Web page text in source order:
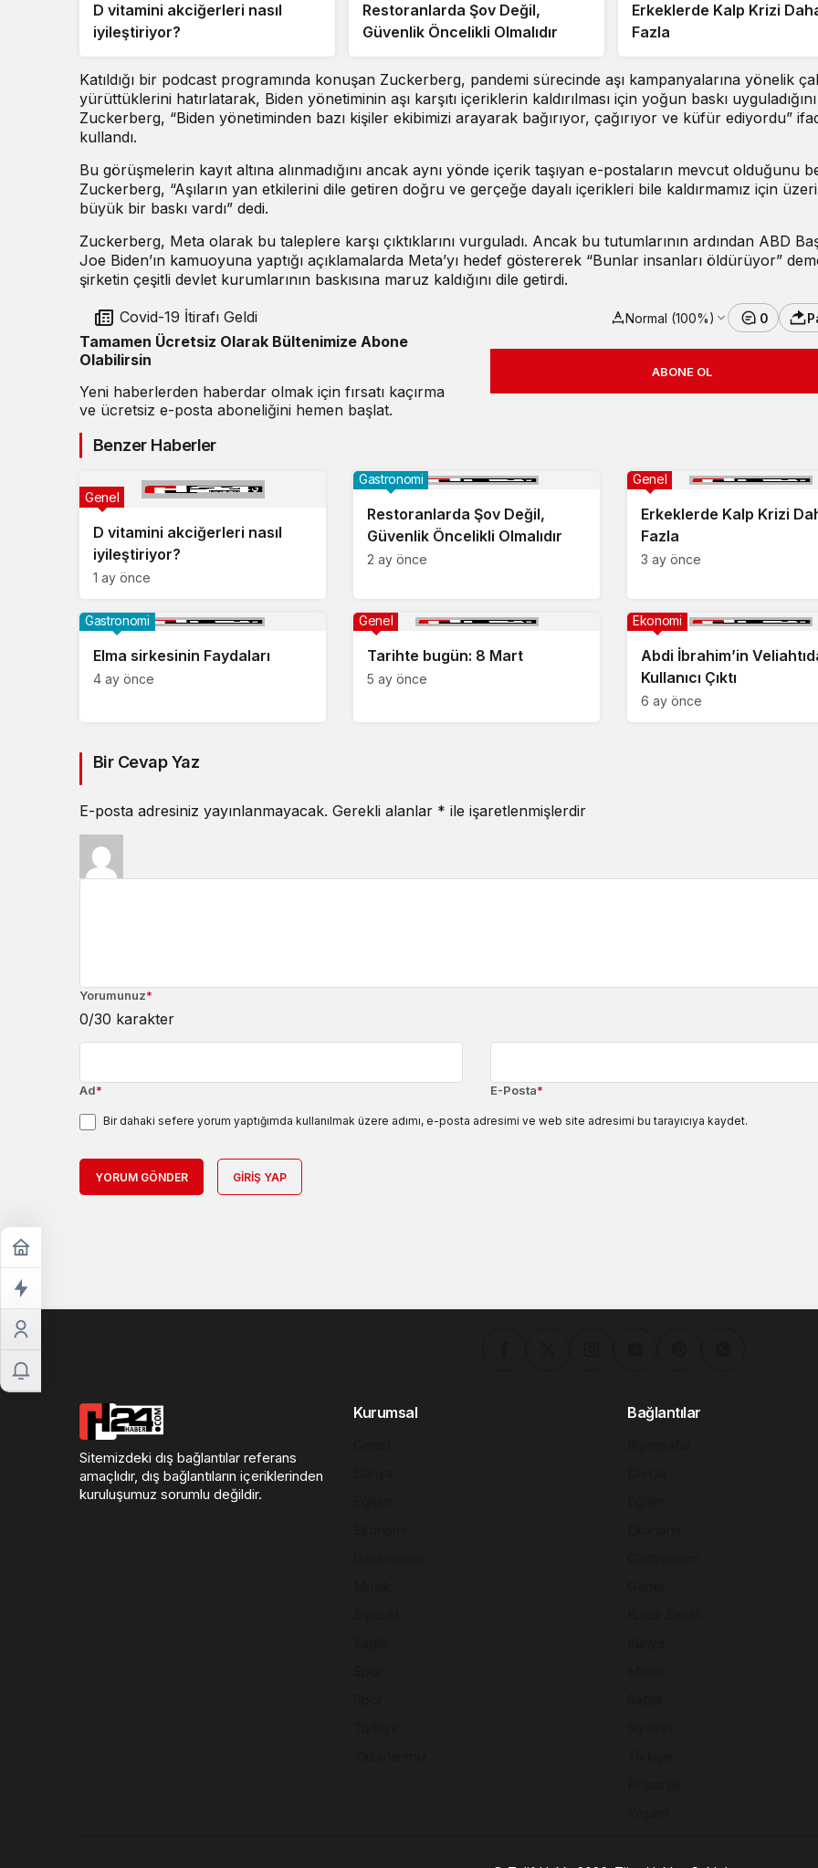
D vitamini akciğerleri nasıl
iyileştiriyor?
Restoranlarda Şov Değil,
Güvenlik Öncelikli Olmalıdır
Erkeklerde Kalp Krizi
Fazla
Katıldığı bir podcast programında konuşan Zuckerberg, pandemi sürecinde aşı kampanyalarına yönelik
yürüttüklerini hatırlatarak, Biden yönetiminin aşı karşıtı içeriklerin kaldırılması için yoğun baskı
Zuckerberg, “Biden yönetiminden bazı kişiler ekibimizi arayarak bağırıyor, çağırıyor ve küfür ediyordu”
kullandı.
Bu görüşmelerin kayıt altına alınmadığını ancak aynı yönde içerik taşıyan e-postaların mevcut olduğunu
Zuckerberg, “Aşıların yan etkilerini dile getiren doğru ve gerçeğe dayalı içerikleri bile kaldırmamız için
büyük bir baskı vardı” dedi.
Zuckerberg, Meta olarak bu taleplere karşı çıktıklarını vurguladı. Ancak bu tutumlarının ardından ABD
Joe Biden’ın kamuoyuna yaptığı açıklamalarda Meta’yı hedef göstererek “Bunlar insanları öldürüyor”
şirketin çeşitli devlet kurumlarının baskısına maruz kaldığını dile getirdi.
Covid-19 İtirafı Geldi Normal (100%) 0
Tamamen Ücretsiz Olarak Bültenimize Abone
Olabilirsin
Yeni haberlerden haberdar olmak için fırsatı kaçırma
ve ücretsiz e-posta aboneliğini hemen başlat.
ABONE OL
Benzer Haberler
D vitamini akciğerleri nasıl
iyileştiriyor?
Genel
1 ay önce
Restoranlarda Şov Değil,
Güvenlik Öncelikli Olmalıdır
Gastronomi
2 ay önce
Erkeklerde Kalp Krizi
Fazla
Genel
3 ay önce
Elma sirkesinin Faydaları
Gastronomi
4 ay önce
Tarihte bugün: 8 Mart
Genel
5 ay önce
Abdi İbrahim’in
Kullanıcı Çıktı
Ekonomi
6 ay önce
Bir Cevap Yaz
E-posta adresiniz yayınlanmayacak. Gerekli alanlar * ile işaretlenmişlerdir
Yorumunuz*
0/30 karakter
Ad* E-Posta*
Bir dahaki sefere yorum yaptığımda kullanılmak üzere adımı, e-posta adresimi ve web site adresimi bu tarayıcıya kaydet.
YORUM GÖNDER GIRIŞ YAP
Sitemizdeki dış bağlantılar referans
amaçlıdır, dış bağlantıların içeriklerinden
kuruluşumuz sorumlu değildir.
Kurumsal Bağlantılar